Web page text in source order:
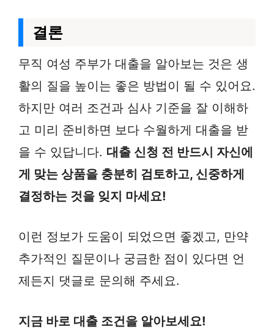
결론
무직 여성 주부가 대출을 알아보는 것은 생
활의 질을 높이는 좋은 방법이 될 수 있어요.
하지만 여러 조건과 심사 기준을 잘 이해하
고 미리 준비하면 보다 수월하게 대출을 받
을 수 있답니다. 대출 신청 전 반드시 자신에
게 맞는 상품을 충분히 검토하고, 신중하게
결정하는 것을 잊지 마세요!
이런 정보가 도움이 되었으면 좋겠고, 만약
추가적인 질문이나 궁금한 점이 있다면 언
제든지 댓글로 문의해 주세요.
지금 바로 대출 조건을 알아보세요!